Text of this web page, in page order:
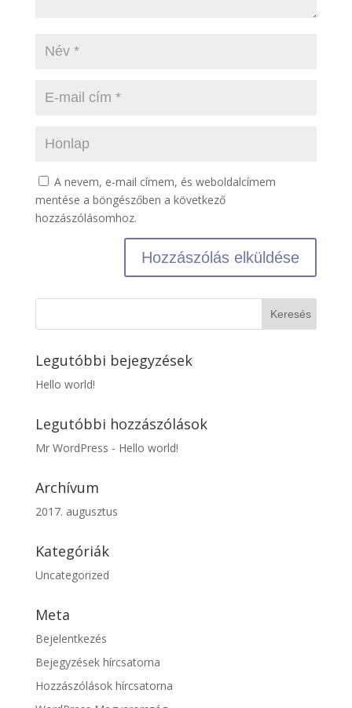
A nevem, e-mail címem, és weboldalcímem
mentése a böngészőben a következő
hozzászólásomhoz.
Legutóbbi bejegyzések
Hello world!
Legutóbbi hozzászólások
Mr WordPress - Hello world!
Archívum
2017. augusztus
Kategóriák
Uncategorized
Meta
Bejelentkezés
Bejegyzések hírcsatorna
Hozzászólások hírcsatorna